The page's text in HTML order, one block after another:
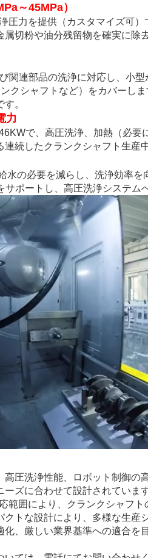
～45MPa）
圧力を提供（カスタマイズ可
切粉や油分残留物を確実に除
関連部品の洗浄に対応し、小
クシャフトなど）をカバーし
。
力
で、高圧洗浄、加熱（必要
続したクランクシャフト生産
水の必要を減らし、洗浄効率を
ポートし、高圧洗浄システム
圧洗浄性能、ロボット制御の
ズに合わせて設計されていま
範囲により、クランクシャフ
トな設計により、多様な生産
、厳しい業界基準への適合を